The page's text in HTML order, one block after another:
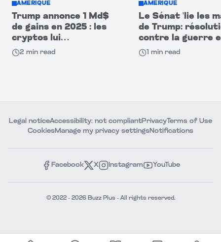
AMERIQUE
Trump annonce 1 Md$
de gains en 2025 : les
cryptos lui
rapportent des
revenus colossaux
2 min read
AMERIQUE
Le Sénat 'lie les
de Trump:
contre la guerre
Iran, non
contraignante
1 min read
Legal noticeAccessibility: not compliantPrivacyTerms of Use
CookiesManage my privacy settingsNotifications
Facebook X Instagram YouTube
© 2022 - 2026 Buzz Plus - All rights reserved.